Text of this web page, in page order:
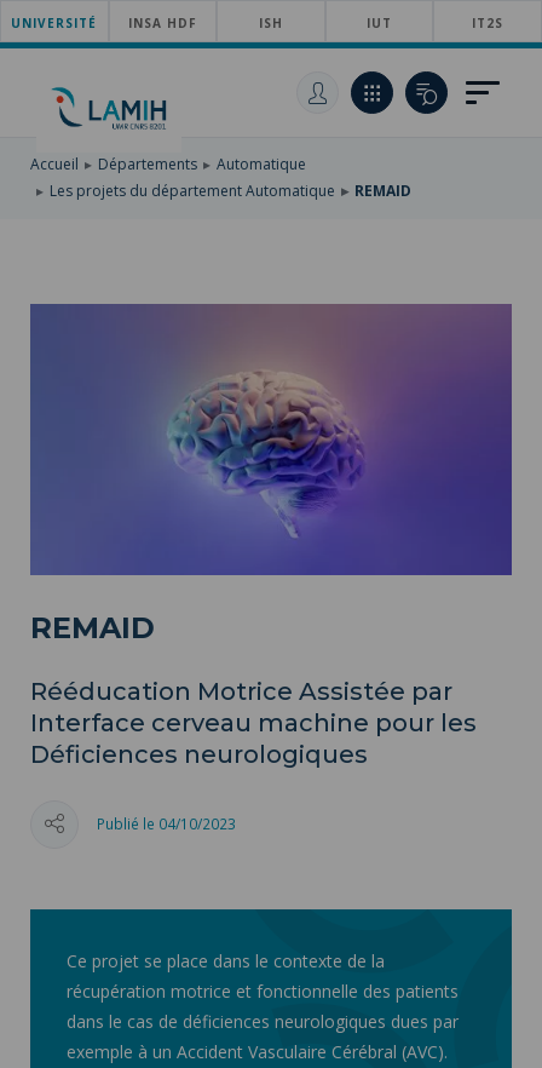
ACCÉDER
AU
PRINCIPAL
ALLER
CONTENU
PRINCIPAL
ACCÉDER
RECHERCHE
UNIVERSITÉ INSA HDF ISH IUT IT2S
Accueil Départements
Automatique
Les projets du département Automatique
REMAID
REMAID
Rééducation Motrice Assistée par
Interface cerveau machine pour les
Déficiences neurologiques
Publié le 04/10/2023
Ce projet se place dans le contexte de la
récupération motrice et fonctionnelle des patients
dans le cas de déficiences neurologiques dues par
exemple à un Accident Vasculaire Cérébral (AVC).